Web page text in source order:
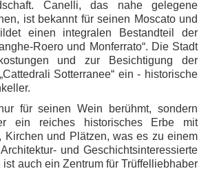
Canelli, das nahe gelegene
ist bekannt für seinen Moscato und
einen integralen Bestandteil der
Roero und Monferrato“. Die Stadt
und zur Besichtigung der
Sotterranee“ ein - historische
für seinen Wein berühmt, sondern
ein reiches historisches Erbe mit
Kirchen und Plätzen, was es zu einem
und Geschichtsinteressierte
auch ein Zentrum für Trüffelliebhaber